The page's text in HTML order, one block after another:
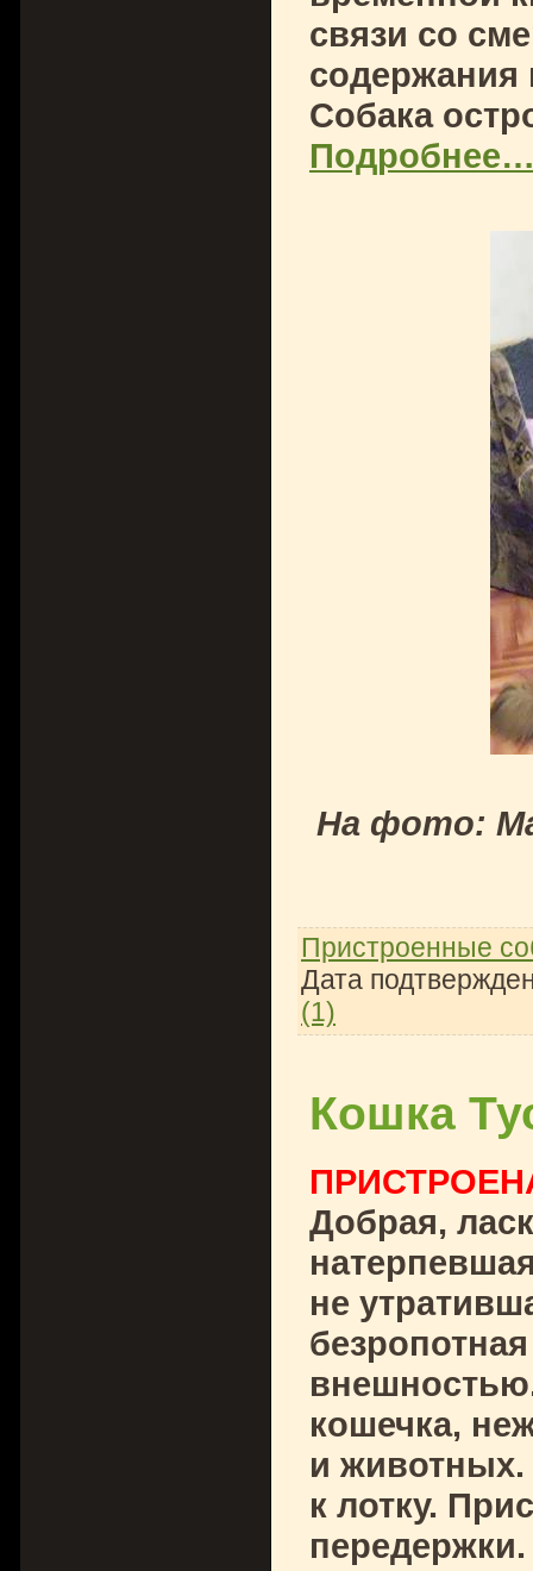
связи со
содержания
Собака
На фото:
Пристроенные
Дата
(1)
Кошка
Добрая,
не
кошечка,
и животных.
к лотку.